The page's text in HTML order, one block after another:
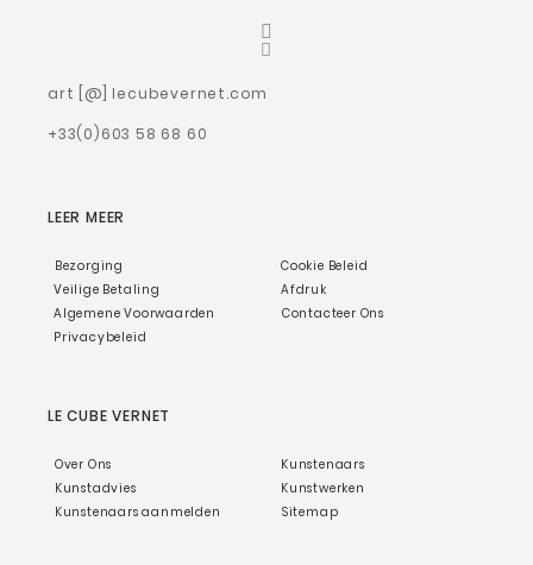
art [@] lecubevernet.com
+33(0)603 58 68 60
LEER MEER
Bezorging
Veilige Betaling
Algemene Voorwaarden
Privacybeleid
Cookie Beleid
Afdruk
Contacteer Ons
LE CUBE VERNET
Over Ons
Kunstadvies
Kunstenaars aanmelden
Kunstenaars
Kunstwerken
Sitemap